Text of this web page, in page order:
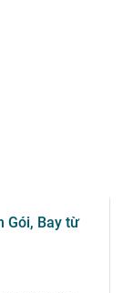
Gói, Bay từ